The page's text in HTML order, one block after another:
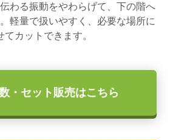
わる振動をやわらげて、下の階へ
軽量で扱いやすく、必要な場所に
てカットできます。
・セット販売はこちら